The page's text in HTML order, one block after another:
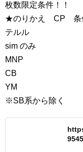
枚数限定条件！！
★のりかえ CP 条
テルル
sim のみ
MNP
CB
YM
※SB系から除く